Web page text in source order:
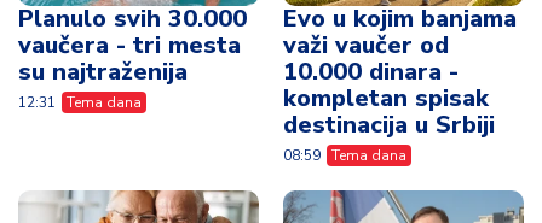
Planulo svih 30.000
vaučera - tri mesta
su najtraženija
12:31 Tema dana
Evo u kojim banjama
važi vaučer od
10.000 dinara -
kompletan spisak
destinacija u Srbiji
08:59 Tema dana